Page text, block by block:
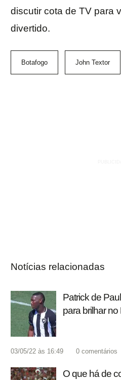
discutir cota de TV para
divertido.
Botafogo John Textor
Notícias relacionadas
Patrick de
para brilhar
03/05/22 às 16:49 0 comentários
O que há de